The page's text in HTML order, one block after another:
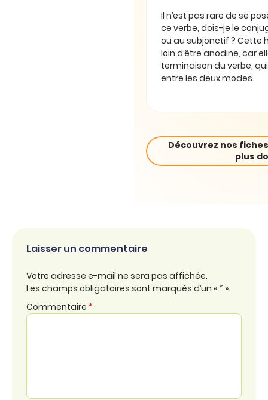
Il n’est pas rare de se
ce verbe, dois-je le
ou au subjonctif ? Cette
loin d’être anodine, car
terminaison du verbe,
entre les deux modes.
Découvrez nos
plus
Laisser un commentaire
Votre adresse e-mail ne sera pas affichée.
Les champs obligatoires sont marqués d’un « * ».
Commentaire *